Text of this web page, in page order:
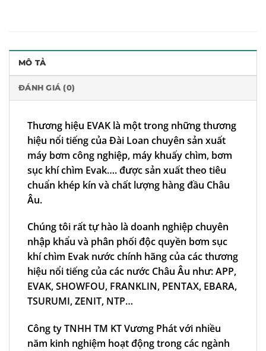
MÔ TẢ
ĐÁNH GIÁ (0)
Thương hiệu EVAK là một trong những thương
hiệu nổi tiếng của Đài Loan chuyên sản xuất
máy bơm công nghiệp, máy khuấy chìm, bơm
sục khí chìm Evak…. được sản xuất theo tiêu
chuẩn khép kín và chất lượng hàng đầu Châu
Âu.
Chúng tôi rất tự hào là doanh nghiệp chuyên
nhập khẩu và phân phối độc quyền bơm sục
khí chìm Evak nước chính hãng của các thương
hiệu nổi tiếng của các nước Châu Âu như: APP,
EVAK, SHOWFOU, FRANKLIN, PENTAX, EBARA,
TSURUMI, ZENIT, NTP…
Công ty TNHH TM KT Vương Phátvới nhiều
năm kinh nghiệm hoạt động trong các ngành